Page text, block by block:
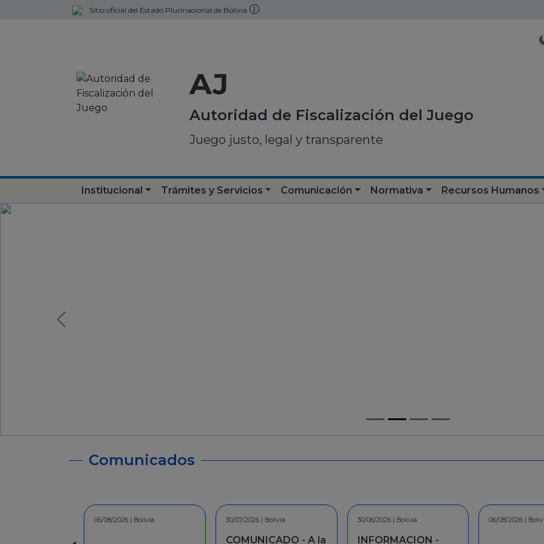
Sitio oficial del Estado Plurinacional de Bolivia
AJ
Autoridad de Fiscalización del Juego
Juego justo, legal y transparente
Institucional Trámites y Servicios Comunicación Normativa Recursos Humanos
Comunicados
30/07/2026 | Bolivia
COMUNICADO - A la
30/06/2026 | Bolivia
INFORMACION -
06/08/2026 | Bolivia 30/
30/07/2026 | Bolivia
COMUNICADO - A la
30/06/2026 | Bolivia
INFORMACION -
06/08/2026 | Bolivia 30/